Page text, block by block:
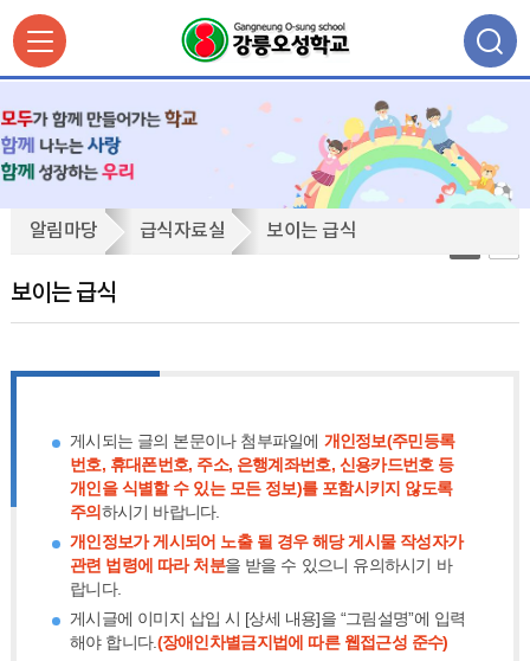
는
알림마당 급식자료실 보이는 급식
보이는 급식
게시되는 글의 본문이나 첨부파일에 개인정보(주민등록
번호, 휴대폰번호, 주소, 은행계좌번호, 신용카드번호 등
개인을 식별할 수 있는 모든 정보)를 포함시키지 않도록
주의하시기 바랍니다.
개인정보가 게시되어 노출 될 경우 해당 게시물 작성자가
관련 법령에 따라 처분을 받을 수 있으니 유의하시기 바
랍니다.
게시글에 이미지 삽입 시 [상세 내용]을 “그림설명”에 입력
해야 합니다.(장애인차별금지법에 따른 웹접근성 준수)